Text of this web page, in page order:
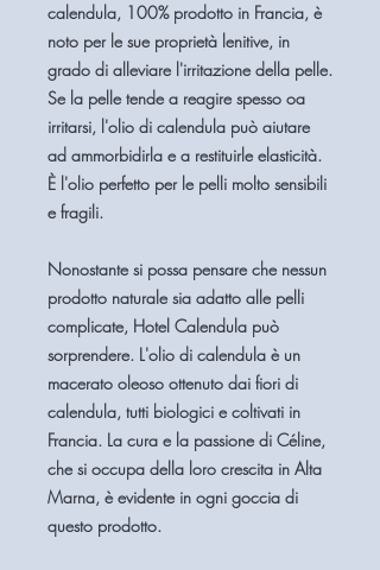
calendula, 100% prodotto in Francia, è
noto per le sue proprietà lenitive, in
grado di alleviare l'irritazione della pelle.
Se la pelle tende a reagire spesso oa
irritarsi, l'olio di calendula può aiutare
ad ammorbidirla e a restituirle elasticità.
È l'olio perfetto per le pelli molto sensibili
e fragili.
Nonostante si possa pensare che nessun
prodotto naturale sia adatto alle pelli
complicate, Hotel Calendula può
sorprendere. L'olio di calendula è un
macerato oleoso ottenuto dai fiori di
calendula, tutti biologici e coltivati ​​in
Francia. La cura e la passione di Céline,
che si occupa della loro crescita in Alta
Marna, è evidente in ogni goccia di
questo prodotto.